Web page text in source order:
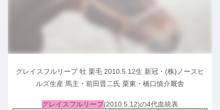
グレイスフルリープ 牡 栗毛 2010.5.12生 新冠・(株)ノースヒ
ルズ生産 馬主・前田晋二氏 栗東・橋口慎介厩舎
グレイスフルリープ(2010.5.12)の4代血統表